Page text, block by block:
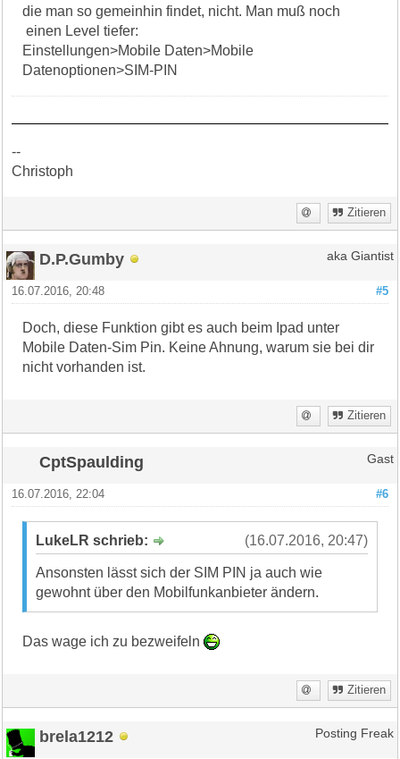
die man so gemeinhin findet, nicht. Man muß noch
einen Level tiefer:
Einstellungen>Mobile Daten>Mobile
Datenoptionen>SIM-PIN
--
Christoph
Zitieren
D.P.Gumby aka Giantist
#5
16.07.2016, 20:48
Doch, diese Funktion gibt es auch beim Ipad unter
Mobile Daten-Sim Pin. Keine Ahnung, warum sie bei dir
nicht vorhanden ist.
Zitieren
CptSpaulding Gast
#6
16.07.2016, 22:04
(16.07.2016, 20:47)
LukeLR schrieb:
Ansonsten lässt sich der SIM PIN ja auch wie
gewohnt über den Mobilfunkanbieter ändern.
Das wage ich zu bezweifeln
Zitieren
brela1212 Posting Freak